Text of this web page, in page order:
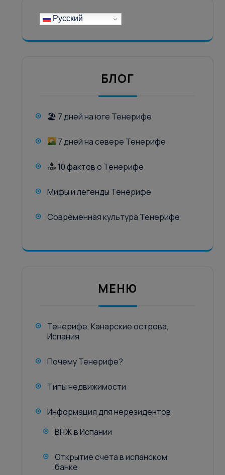
Русский
БЛОГ
🏖 7 дней на юге Тенерифе
7 дней на севере Тенерифе
10 фактов о Тенерифе
Мифы и легенды Тенерифе
Современная культура Тенерифе
МЕНЮ
Тенерифе, Канарские острова,
Испания
Почему Тенерифе?
Типы недвижимости
Информация для нерезидентов
ВНЖ в Испании
Открытие счета в испанском
банке